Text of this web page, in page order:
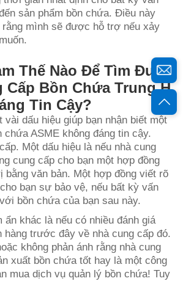
sản phẩm bồn chứa. Điều này
rằng mình sẽ được hỗ trợ nếu xảy
Thế Nào Để Tìm Đượ
Cấp Bồn Chứa Trung H
Tin Cậy?
vài dấu hiệu giúp bạn nhận biết một
chứa ASME không đáng tin cậy.
Một dấu hiệu là nếu nhà cung
cung cấp cho bạn một hợp đồng
bằng văn bản. Một hợp đồng viết rõ
bạn sự bảo vệ, nếu bất kỳ vấn
bồn chứa của bạn sau này.
ẩn khác là nếu có nhiều đánh giá
trước đây về nhà cung cấp đó.
không phản ánh rằng nhà cung
xuất bồn chứa tốt hay là một công
mua dịch vụ quản lý bồn chứa! Tuy